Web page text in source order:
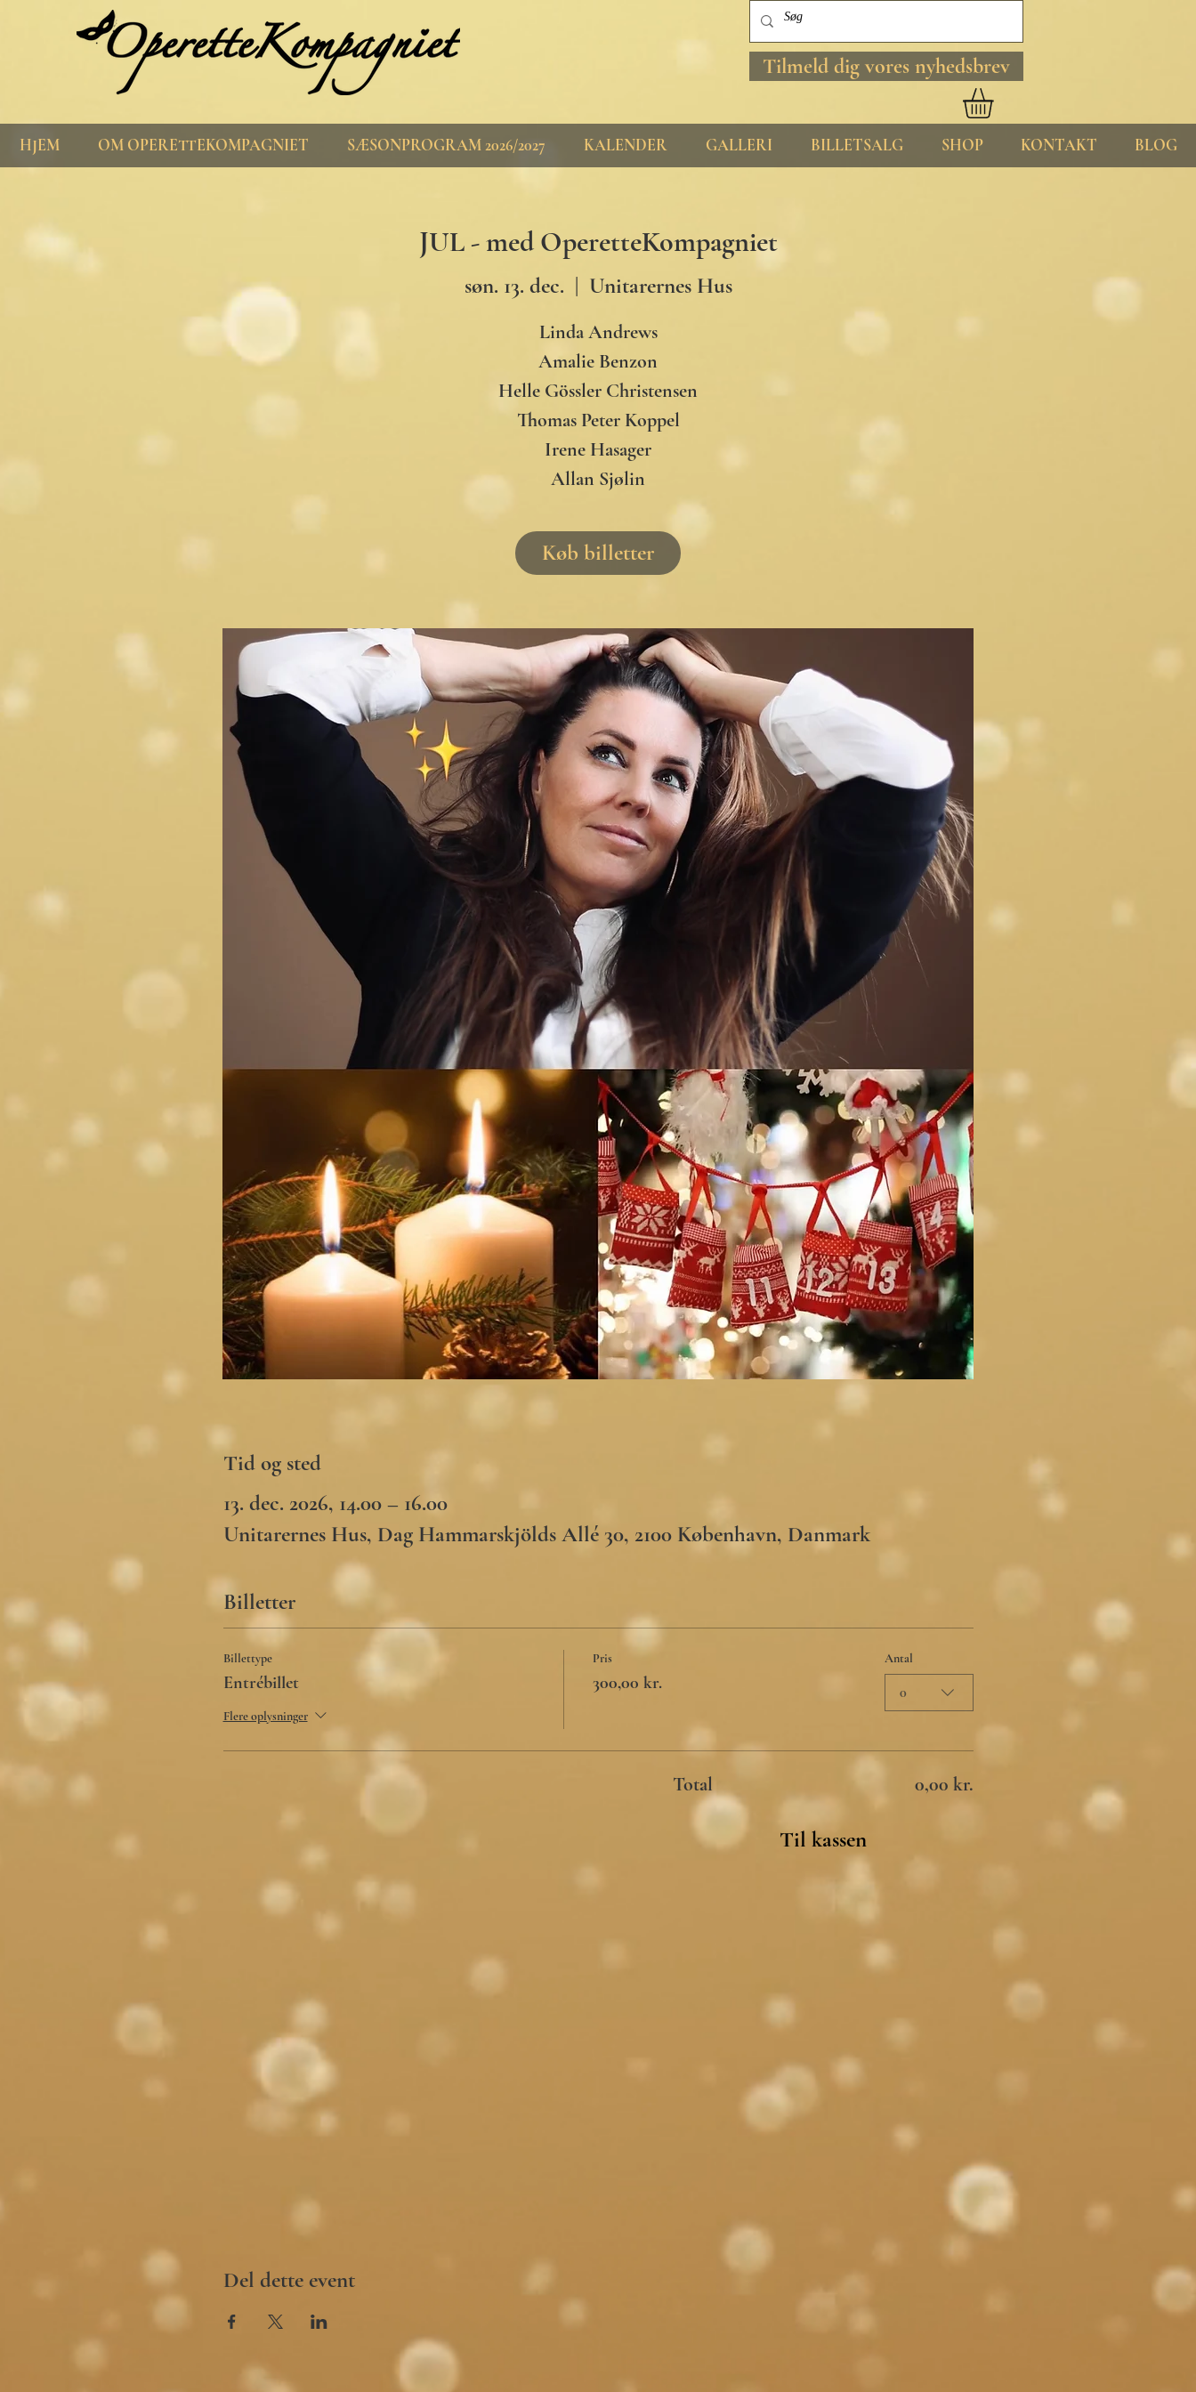
Tilmeld dig vores nyhedsbrev
HJEM OM OPERETTEKOMPAGNIET SÆSONPROGRAM 2026/2027 KALENDER GALLERI BILLETSALG SHOP KONTAKT BLOG
JUL - med OperetteKompagniet
søn. 13. dec.
  |
Unitarernes Hus
Linda Andrews
Amalie Benzon
Helle Gössler Christensen
Thomas Peter Koppel
Irene Hasager
Allan Sjølin
Køb billetter
Tid og sted
13. dec. 2026, 14.00 – 16.00
Unitarernes Hus, Dag Hammarskjölds Allé 30, 2100 København, Danmark
Billetter
Billettype
Entrébillet
Flere oplysninger
Pris
300,00 kr.
Antal
0
Total 0,00 kr.
Til kassen
Del dette event